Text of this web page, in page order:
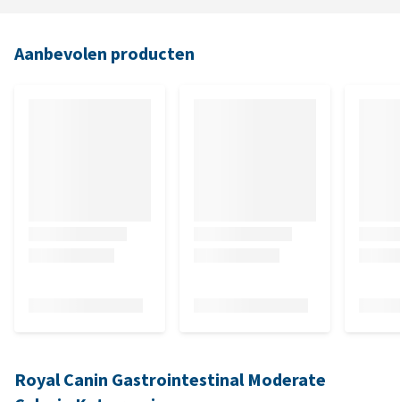
Aanbevolen producten
Royal Canin Gastrointestinal Moderate